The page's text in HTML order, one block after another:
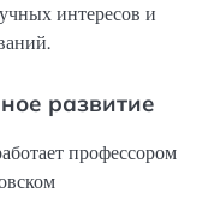
интересов и
развитие
профессором